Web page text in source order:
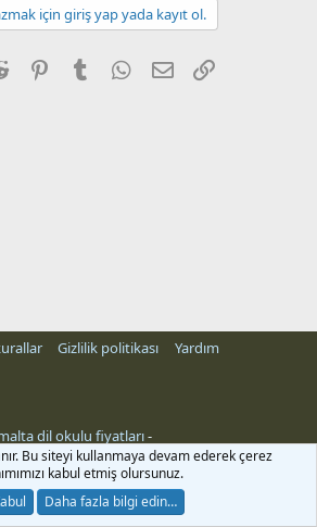
için giriş yap yada kayıt ol.
Reddit PinterestTumblr WhatsApp
E-posta
Gizlilik politikası
Yardım
dil okulu fiyatları-
Bu siteyi kullanmaya devam ederek çerez
kabul etmiş olursunuz.
Daha fazla bilgi edin…